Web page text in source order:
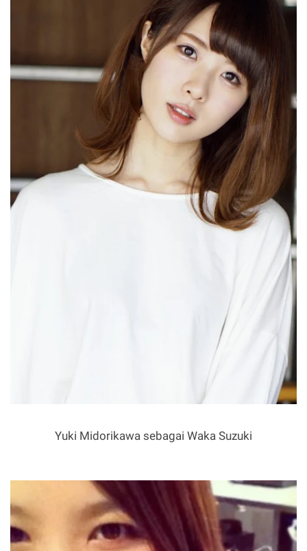
Yuki Midorikawa sebagai Waka Suzuki